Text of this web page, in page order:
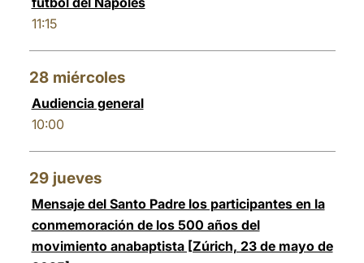
11:15
28 miércoles
Audiencia general
10:00
29 jueves
Mensaje del Santo Padre los participantes en la
conmemoración de los 500 años del
movimiento anabaptista [Zúrich, 23 de mayo de